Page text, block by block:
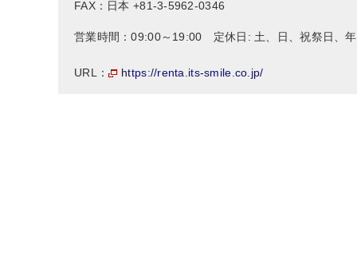
FAX：日本 +81-3-5962-0346
営業時間：09:00～19:00 定休日: 土、日、祝祭日、
URL： https://renta.its-smile.co.jp/